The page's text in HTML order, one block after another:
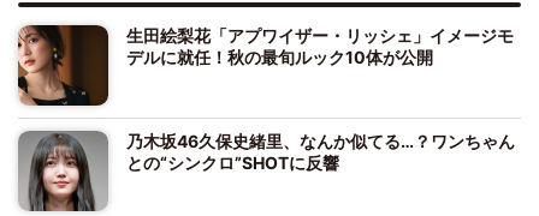
生田絵梨花「アプワイザー・リッシェ」イメージモ
デルに就任！秋の最旬ルック10体が公開
乃木坂46久保史緒里、なんか似てる…？ワンちゃん
との“シンクロ”SHOTに反響